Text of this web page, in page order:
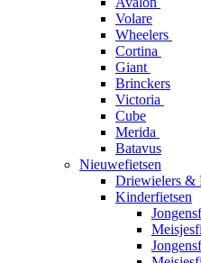
Volare
Wheelers
Cortina
Giant
Brinckers
Victoria
Cube
Merida
Batavus
Nieuwefietsen
Driewielers &
Kinderfietsen